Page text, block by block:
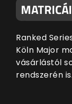
Ranked
Köln Major
vásárlástól
rendszerén is.